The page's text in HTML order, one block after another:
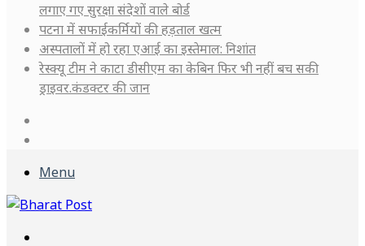
लगाए गए सुरक्षा संदेशों वाले बोर्ड
पटना में सफाईकर्मियों की हड़ताल खत्म
अस्पतालों में हो रहा एआई का इस्तेमाल: निशांत
रेस्क्यू टीम ने काटा डीसीएम का केबिन फिर भी नहीं बच सकी
ड्राइवर.कंडक्टर की जान
Menu